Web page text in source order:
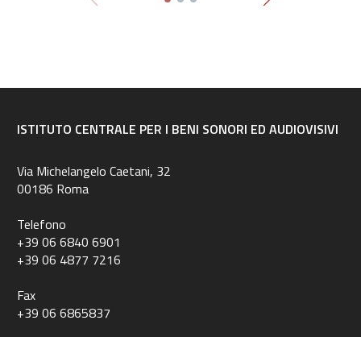
ISTITUTO CENTRALE PER I BENI SONORI ED AUDIOVISIVI
Via Michelangelo Caetani, 32
00186 Roma
Telefono
+39 06 6840 6901
+39 06 4877 7216
Fax
+39 06 6865837